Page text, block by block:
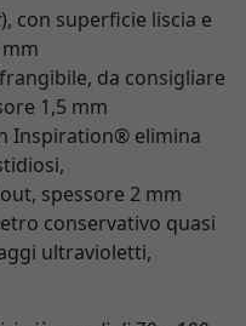
), con superficie liscia e
da consigliare
1,5 mm
Inspiration® elimina
spessore 2 mm
conservativo quasi
ultravioletti,